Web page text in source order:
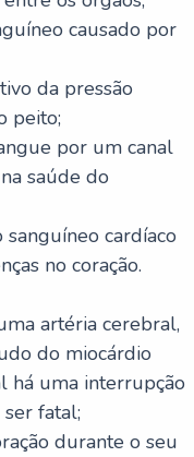
causado por
da pressão
peito;
por um canal
saúde do
cardíaco
no coração.
artéria cerebral,
do miocárdio
há uma interrupção
fatal;
durante o seu